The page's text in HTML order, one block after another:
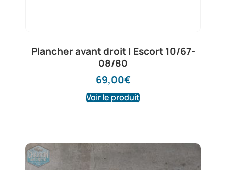
Plancher avant droit | Escort 10/67-
08/80
69,00€
Voir le produit